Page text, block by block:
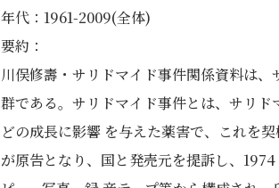
年代：1961-2009(全体)
要約：
川俣修壽・サリドマイド事件関係資料は
群である。サリドマイド事件とは、サリ
どの成長に影響 を与えた薬害で、これを
が原告となり、国と発売元を提訴し、